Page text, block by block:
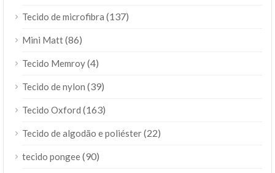
Tecido de microfibra (137)
Mini Matt(86)
Tecido Memroy(4)
Tecido de nylon (39)
Tecido Oxford (163)
Tecido de algodão e poliéster(22)
tecido pongee(90)